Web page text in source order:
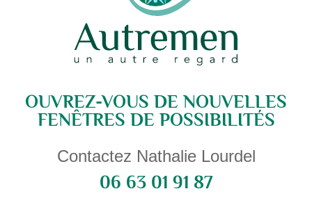
OUVREZ-VOUS DE NOUVELLES
FENÊTRES DE POSSIBILITÉS
Contactez Nathalie Lourdel
06 63 01 91 87